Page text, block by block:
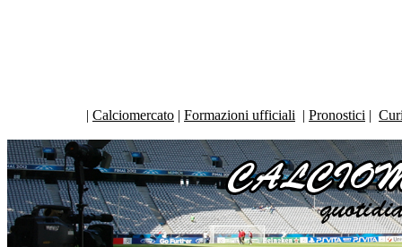
| Calciomercato | Formazioni ufficiali | Pronostici |